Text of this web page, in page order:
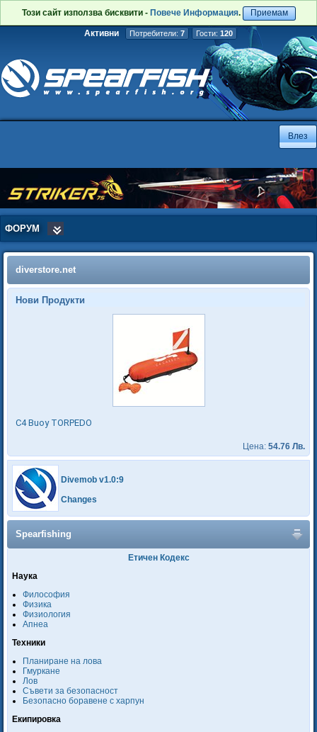
Този сайт използва бисквити - Повече Информация. Приемам
Активни Потребители: 7 Гости: 120
ФОРУМ
diverstore.net
Нови Продукти
C4 Buoy TORPEDO
Цена: 54.76 Лв.
Divemob v1.0:9
Changes
Spearfishing
Етичен Кодекс
Наука
Философия
Физика
Физиология
Апнеа
Техники
Планиране на лова
Гмуркане
Лов
Съвети за безопасност
Безопасно боравене с харпун
Екипировка